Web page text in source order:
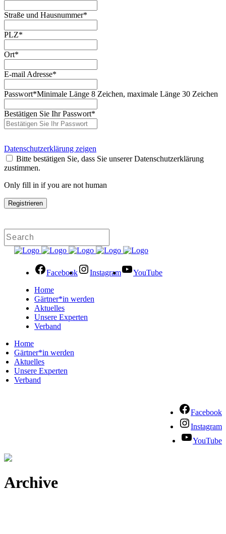
Straße und Hausnummer*
PLZ*
Ort*
E-mail Adresse*
Passwort*Minimale Länge 8 Zeichen, maximale Länge 30 Zeichen
Bestätigen Sie Ihr Passwort*
Datenschutzerklärung zeigen
Bitte bestätigen Sie, dass Sie unserer Datenschutzerklärung
zustimmen.
Only fill in if you are not human
Facebook Instagram
YouTube
Home
Gärtner*in werden
Aktuelles
Unsere Experten
Verband
Home
Gärtner*in werden
Aktuelles
Unsere Experten
Verband
Facebook
Instagram
YouTube
Archive